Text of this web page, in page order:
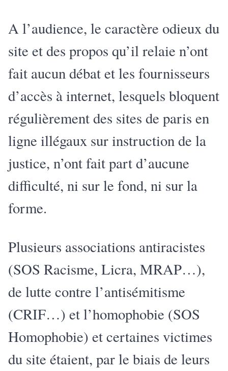
A l’audience, le caractère odieux du
site et des propos qu’il relaie n’ont
fait aucun débat et les fournisseurs
d’accès à internet, lesquels bloquent
régulièrement des sites de paris en
ligne illégaux sur instruction de la
justice, n’ont fait part d’aucune
difficulté, ni sur le fond, ni sur la
forme.
Plusieurs associations antiracistes
(SOS Racisme, Licra, MRAP…),
de lutte contre l’antisémitisme
(CRIF…) et l’homophobie (SOS
Homophobie) et certaines victimes
du site étaient, par le biais de leurs